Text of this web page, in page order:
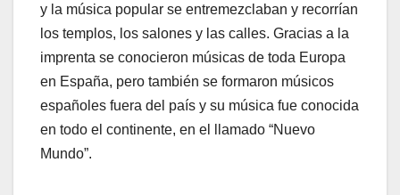
y la música popular se entremezclaban y recorrían
los templos, los salones y las calles. Gracias a la
imprenta se conocieron músicas de toda Europa
en España, pero también se formaron músicos
españoles fuera del país y su música fue conocida
en todo el continente, en el llamado “Nuevo
Mundo”.